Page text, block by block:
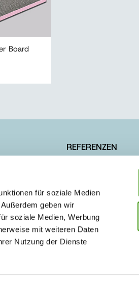
für soziale Medien
geben wir
soziale Medien, Werbung
mit weiteren Daten
Nutzung der Dienste
Board
REFERENZEN
PRESSE